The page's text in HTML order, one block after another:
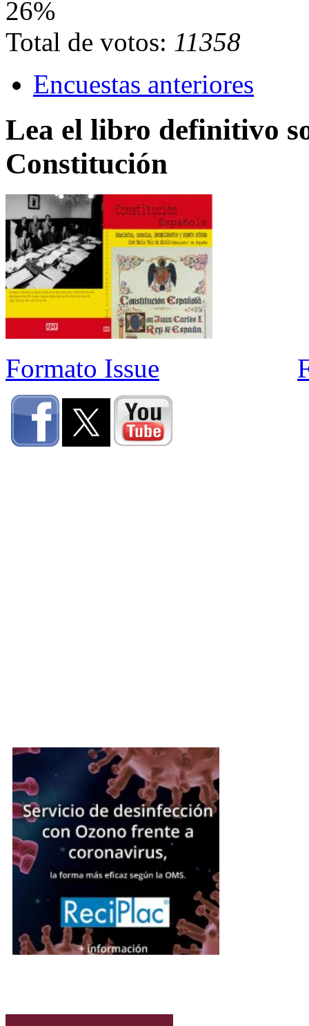
26%
Total de votos: 11358
Encuestas anteriores
Lea el libro definitivo
Constitución
Formato Issue